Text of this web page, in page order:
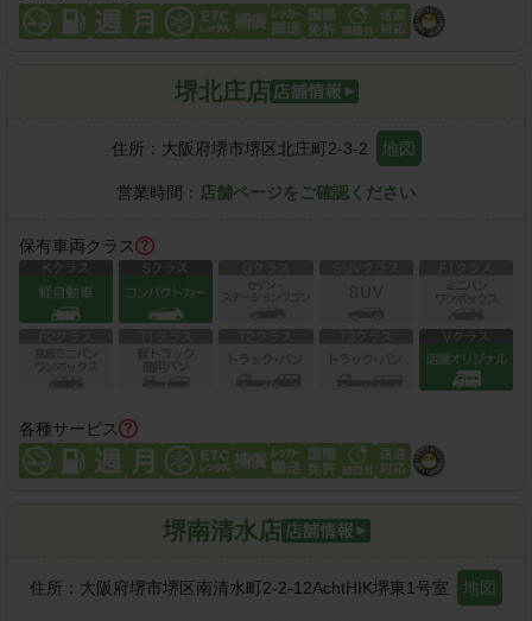
堺北庄店
住所： 大阪府堺市堺区北庄町2-3-2 地図
営業時間： 店舗ページをご確認ください
保有車両クラス
各種サービス
堺南清水店
住所： 大阪府堺市堺区南清水町2-2-12AchtHIK堺東1号室 地図